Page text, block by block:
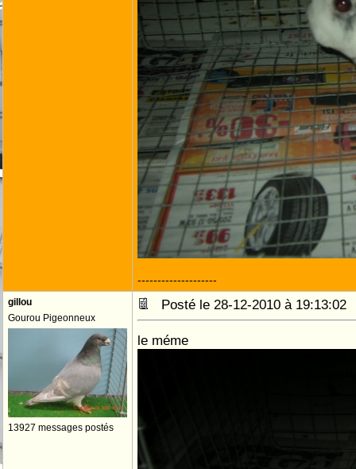
--------------------
gillou
Gourou Pigeonneux
13927 messages postés
Posté le 28-12-2010 à
le méme